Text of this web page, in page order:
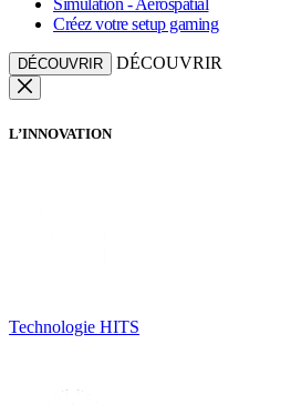
Simulation - Aérospatial
Créez votre setup gaming
DÉCOUVRIR DÉCOUVRIR
L’INNOVATION
Technologie HITS